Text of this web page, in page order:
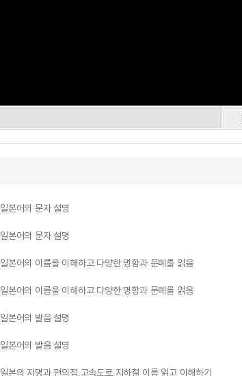
일본어의 문자 설명
일본어의 문자 설명
일본어의 이름을 이해하고 다양한 명함과 문폐를 읽음
일본어의 이름을 이해하고 다양한 명함과 문폐를 읽음
일본어의 발음 설명
일본어의 발음 설명
일본의 지명과 편의점,고속도로,지하철 이름 읽고 이해하기